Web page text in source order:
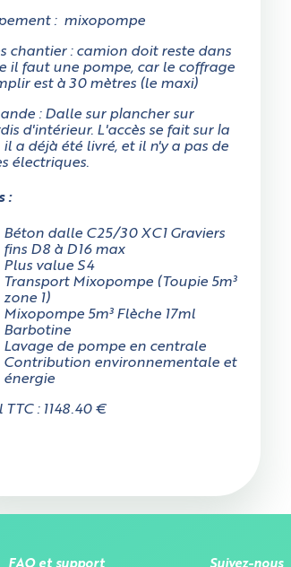
: mixopompe
chantier : camion doit reste dans
il faut une pompe, car le coffrage
est à 30 mètres (le maxi)
: Dalle sur plancher sur
d'intérieur. L'accès se fait sur la
il a déjà été livré, et il n'y a pas de
électriques.
:
Béton dalle C25/30 XC1 Graviers
fins D8 à D16 max
Plus value S4
Transport Mixopompe (Toupie 5m³
zone 1)
Mixopompe 5m³ Flèche 17ml
Barbotine
Lavage de pompe en centrale
Contribution environnementale et
énergie
TTC : 1148.40 €
FAQ et support Suivez-nous